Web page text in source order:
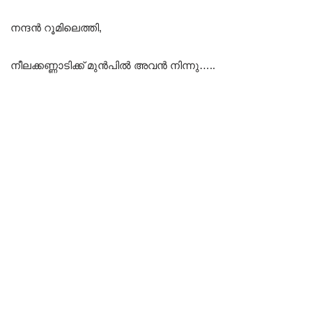
നന്ദൻ റൂമിലെത്തി,
നീലക്കണ്ണാടിക്ക് മുൻപിൽ അവൻ നിന്നു…..